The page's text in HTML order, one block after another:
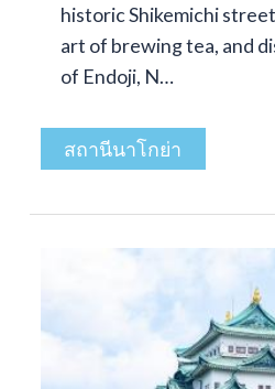
historic Shikemichi
art of brewing tea, and
of Endoji, N…
สถานีนาโกย่า